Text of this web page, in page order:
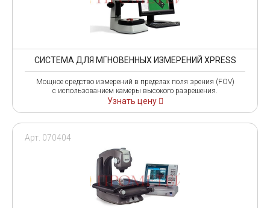
СИСТЕМА ДЛЯ МГНОВЕННЫХ ИЗМЕРЕНИЙ XPRESS
Мощное средство измерений в пределах поля зрения (FOV)
с использованием камеры высокого разрешения.
Узнать цену
Арт. 070404